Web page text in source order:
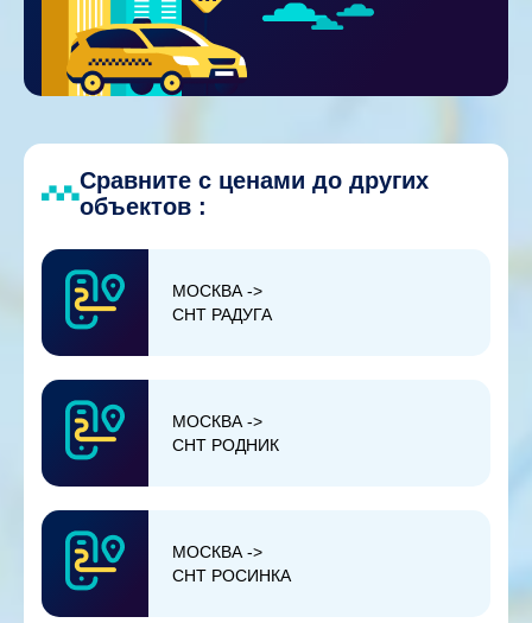
Сравните с ценами до других
объектов :
МОСКВА ->
СНТ РАДУГА
МОСКВА ->
СНТ РОДНИК
МОСКВА ->
СНТ РОСИНКА